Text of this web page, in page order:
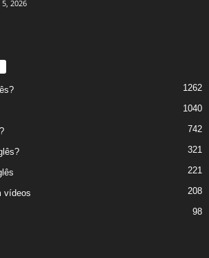
2026
1262
1040
742
321
221
vídeos 208
98